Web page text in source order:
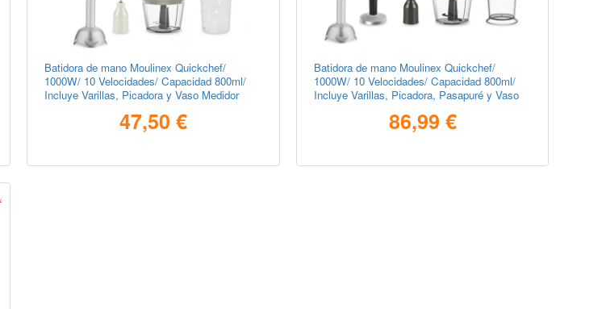
Batidora de mano Moulinex Quickchef/
1000W/ 10 Velocidades/ Capacidad 800ml/
Incluye Varillas, Picadora y Vaso Medidor
47,50 €
Batidora de mano Moulinex Quickchef/
1000W/ 10 Velocidades/ Capacidad 800ml/
Incluye Varillas, Picadora, Pasapuré y Vaso
86,99 €